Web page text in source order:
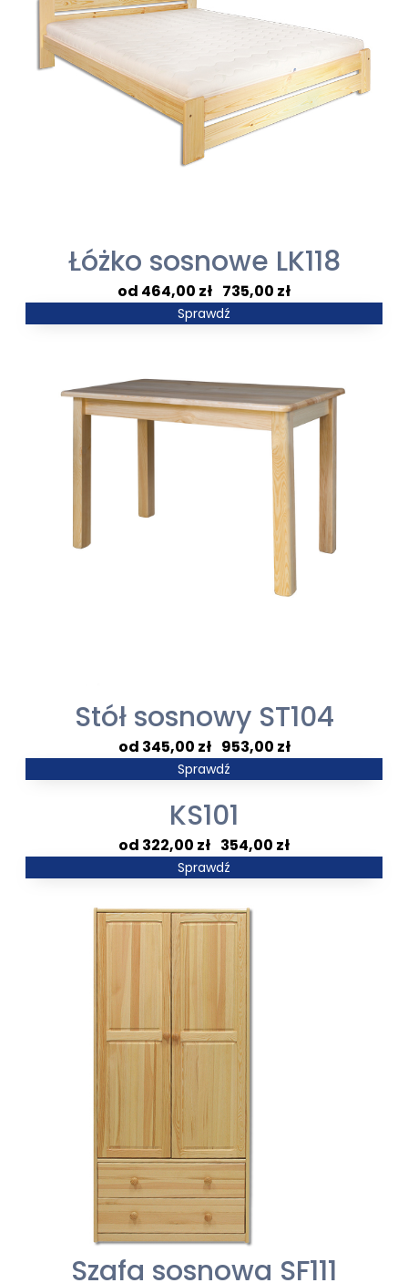
Łóżko sosnowe LK118
464,00 zł 735,00 zł
Zakres
do
735,00 zł
Sprawdź
Stół sosnowy ST104
345,00 zł– 953,00 zł
Zakres
345,00 zł
do
953,00 zł
Sprawdź
KS101
322,00 zł 354,00 zł
Zakres
322,00 zł
354,00 zł
Sprawdź
Szafa sosnowa SF111